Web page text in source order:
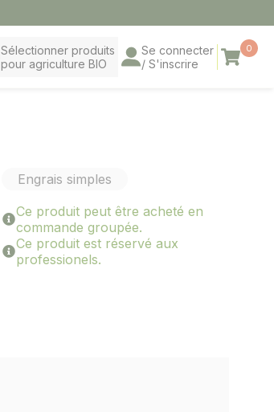
Sélectionner produits
pour agriculture BIO
Se connecter
/ S'inscrire
0
Panier
Engrais simples
Ce produit peut être acheté en
commande groupée.
Ce produit est réservé aux
professionels.